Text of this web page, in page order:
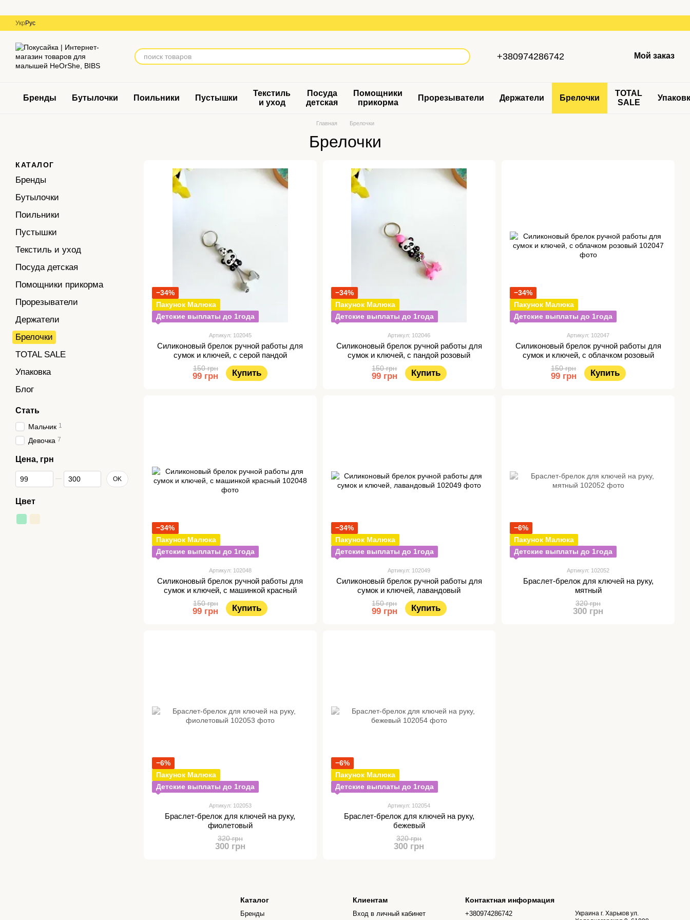
Укр Рус
+380974286742 Мой заказ
Бренды Бутылочки Поильники Пустышки
Текстиль
и уход
Посуда
детская
Помощники
прикорма
Прорезыватели Держатели Брелочки
TOTAL
SALE
Главная Брелочки
Брелочки
−34%
Пакунок Малюка
Детские выплаты до 1года
Артикул: 102045
Силиконовый брелок ручной работы для
сумок и ключей, с серой пандой
150 грн
99 грн Купить
−34%
Пакунок Малюка
Детские выплаты до 1года
Артикул: 102046
Силиконовый брелок ручной работы для
сумок и ключей, с пандой розовый
150 грн
99 грн Купить
−34%
Пакунок Малюка
Детские выплаты до 1года
Артикул: 102047
Силиконовый брелок ручной работы для
сумок и ключей, с облачком розовый
150 грн
99 грн Купить
−34%
Пакунок Малюка
Детские выплаты до 1года
Артикул: 102048
Силиконовый брелок ручной работы для
сумок и ключей, с машинкой красный
150 грн
99 грн Купить
−34%
Пакунок Малюка
Детские выплаты до 1года
Артикул: 102049
Силиконовый брелок ручной работы для
сумок и ключей, лавандовый
150 грн
99 грн Купить
−6%
Пакунок Малюка
Детские выплаты до 1года
Артикул: 102052
Браслет-брелок для ключей на руку,
мятный
320 грн
300 грн
−6%
Пакунок Малюка
Детские выплаты до 1года
Артикул: 102053
Браслет-брелок для ключей на руку,
фиолетовый
320 грн
300 грн
−6%
Пакунок Малюка
Детские выплаты до 1года
Артикул: 102054
Браслет-брелок для ключей на руку,
бежевый
320 грн
300 грн
КАТАЛОГ
Бренды
Бутылочки
Поильники
Пустышки
Текстиль и уход
Посуда детская
Помощники прикорма
Прорезыватели
Держатели
Брелочки
TOTAL SALE
Упаковка
Блог
Стать
Мальчик 1
Девочка 7
Цена, грн
От Цена, грн
До Цена, грн OK
Цвет
Каталог
Бренды
Клиентам
Вход в личный кабинет
Контактная информация
+380974286742
Украина г. Харьков ул.